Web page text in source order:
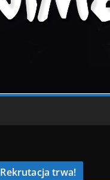
Rekrutacja trwa!